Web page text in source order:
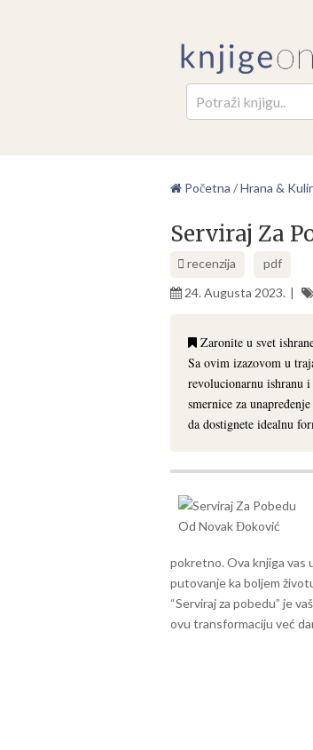
Početna /Hrana &
Serviraj Za
recenzija
pdf
24. Augusta 2023.
Zaronite u svet
Sa ovim izazovom u
revolucionarnu ishranu
smernice za
da dostignete idealnu
pokretno. Ova knjiga vas
putovanje ka boljem
“Serviraj za pobedu” je
ovu transformaciju već